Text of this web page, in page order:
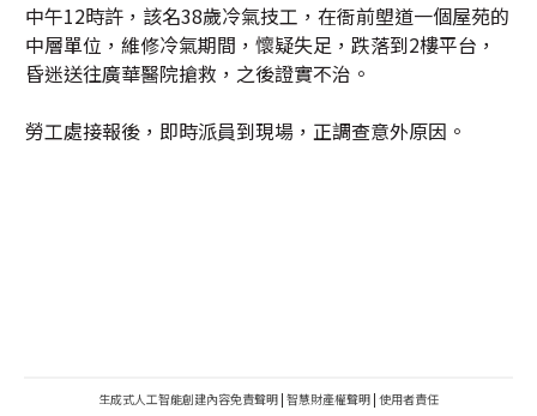
中午12時許，該名38歲冷氣技工，在衙前塱道一個屋苑的
中層單位，維修冷氣期間，懷疑失足，跌落到2樓平台，
昏迷送往廣華醫院搶救，之後證實不治。
勞工處接報後，即時派員到現場，正調查意外原因。
生成式人工智能創建內容免責聲明 | 智慧財產權聲明 | 使用者責任